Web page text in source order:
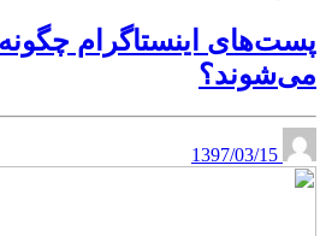
پست‌های اینستاگرام
می‌شوند؟
1397/03/15